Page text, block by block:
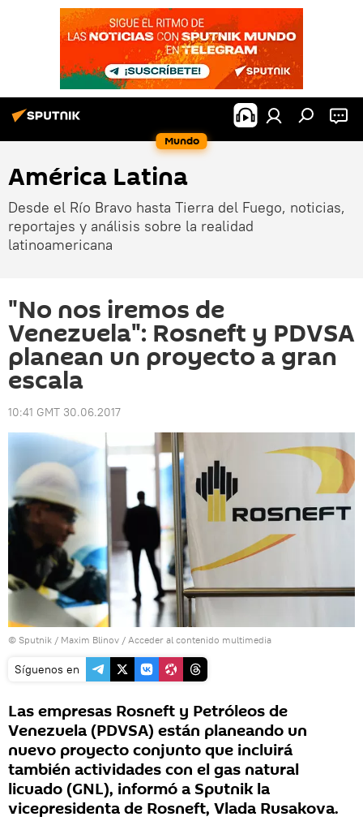
Mundo
América Latina
Desde el Río Bravo hasta Tierra del Fuego, noticias,
reportajes y análisis sobre la realidad
latinoamericana
"No nos iremos de
Venezuela": Rosneft y PDVSA
planean un proyecto a gran
escala
10:41 GMT 30.06.2017
© Sputnik / Maxim Blinov / Acceder al contenido multimedia
Síguenos en
Las empresas Rosneft y Petróleos de
Venezuela (PDVSA) están planeando un
nuevo proyecto conjunto que incluirá
también actividades con el gas natural
licuado (GNL), informó a Sputnik la
vicepresidenta de Rosneft, Vlada Rusakova.